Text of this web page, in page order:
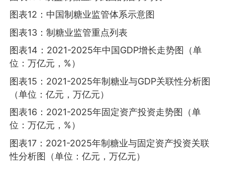
图表12：中国制糖业监管体系示意图
图表13：制糖业监管重点列表
图表14：2021-2025年中国GDP增长走势图（单
位：万亿元，%）
图表15：2021-2025年制糖业与GDP关联性分析图
（单位：亿元，万亿元）
图表16：2021-2025年固定资产投资走势图（单
位：万亿元，%）
图表17：2021-2025年制糖业与固定资产投资关联
性分析图（单位：亿元，万亿元）